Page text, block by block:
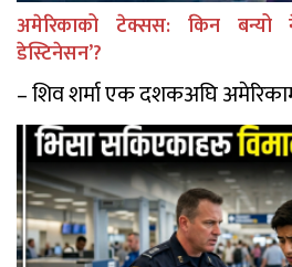
अमेरिकाको टेक्सस: किन बन्यो
डेस्टिनेसन’?
– शिव शर्मा एक दशकअघि